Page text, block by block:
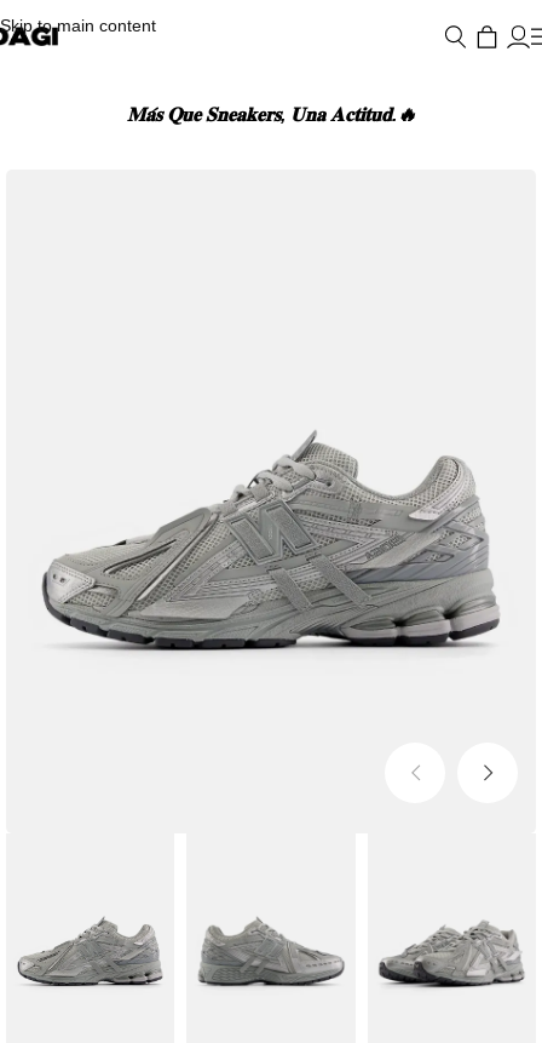
Skip to main content
𝐌𝐚́𝐬 𝐐𝐮𝐞 𝐒𝐧𝐞𝐚𝐤𝐞𝐫𝐬, 𝐔𝐧𝐚 𝐀𝐜𝐭𝐢𝐭𝐮𝐝.🔥